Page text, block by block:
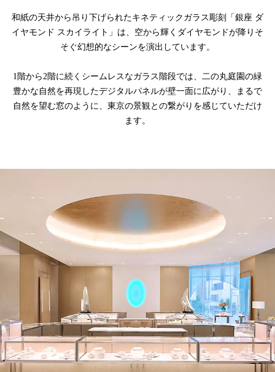
和紙の天井から吊り下げられたキネティックガラス彫刻「銀座 ダ
イヤモンド スカイライト」は、空から輝くダイヤモンドが降りそ
そぐ幻想的なシーンを演出しています。
1階から2階に続くシームレスなガラス階段では、二の丸庭園の緑
豊かな自然を再現したデジタルパネルが壁一面に広がり、まるで
自然を望む窓のように、東京の景観との繋がりを感じていただけ
ます。